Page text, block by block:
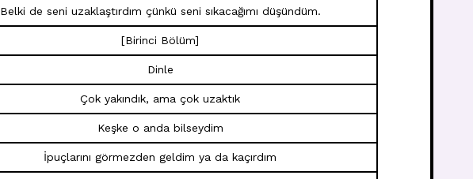
Belki de seni uzaklaştırdım çünkü seni sıkacağımı düşündüm.
[Birinci Bölüm]
Dinle
Çok yakındık, ama çok uzaktık
Keşke o anda bilseydim
İpuçlarını görmezden geldim ya da kaçırdım